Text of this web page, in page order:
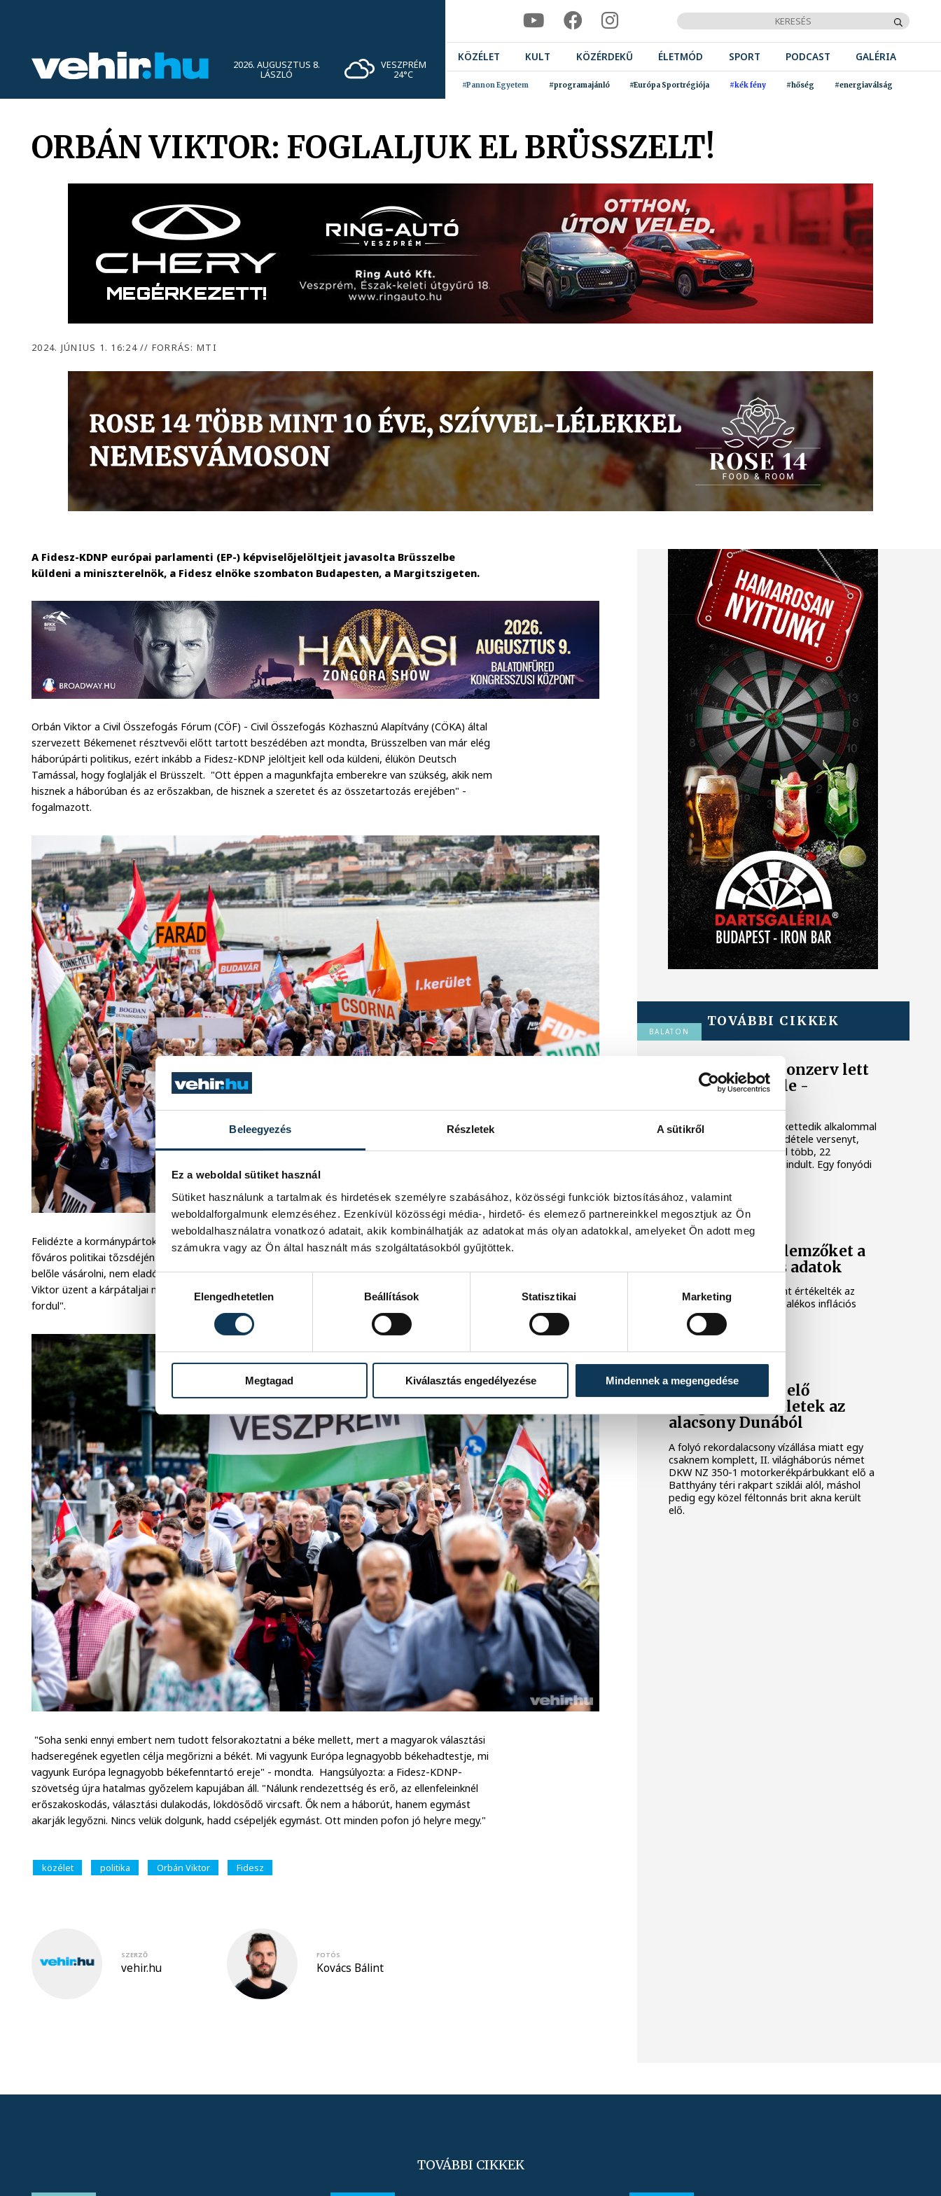
Beleegyezés Részletek A sütikről
Ez a weboldal sütiket használ
Sütiket használunk a tartalmak és hirdetések személyre szabásához, közösségi funkciók biztosításához, valamint
weboldalforgalmunk elemzéséhez. Ezenkívül közösségi média-, hirdető- és elemező partnereinkkel megosztjuk az Ön
weboldalhasználatra vonatkozó adatait, akik kombinálhatják az adatokat más olyan adatokkal, amelyeket Ön adott meg
számukra vagy az Ön által használt más szolgáltatásokból gyűjtöttek.
Hozzájárulás kiválasztása
Elengedhetetlen
Beállítások Statisztikai Marketing
Megtagad Kiválasztás engedélyezése Mindennek a megengedése
2026. AUGUSZTUS 8.
LÁSZLÓ
VESZPRÉM
24°C
KÖZÉLET KULT KÖZÉRDEKŰ ÉLETMÓD SPORT PODCAST GALÉRIA
#Pannon Egyetem #programajánló #Európa Sportrégiója #kék fény #hőség #energiaválság
ORBÁN VIKTOR: FOGLALJUK EL BRÜSSZELT!
2024. JÚNIUS 1. 16:24// FORRÁS: MTI
A Fidesz-KDNP európai parlamenti (EP-) képviselőjelöltjeit javasolta Brüsszelbe
küldeni a miniszterelnök, a Fidesz elnöke szombaton Budapesten, a Margitszigeten.
Orbán Viktor a Civil Összefogás Fórum (CÖF) - Civil Összefogás Közhasznú Alapítvány (CÖKA) által
szervezett Békemenet résztvevői előtt tartott beszédében azt mondta, Brüsszelben van már elég
háborúpárti politikus, ezért inkább a Fidesz-KDNP jelöltjeit kell oda küldeni, élükön Deutsch
Tamással, hogy foglalják el Brüsszelt. "Ott éppen a magunkfajta emberekre van szükség, akik nem
hisznek a háborúban és az erőszakban, de hisznek a szeretet és az összetartozás erejében" -
fogalmazott.
Felidézte a kormánypártok 2022-es választási győzelmét, azt mondta, "győzelmünk minden európai
főváros politikai tőzsdéjén felhúzta Magyarország részvényeinek árfolyamát", de hiába akarnak
belőle vásárolni, nem eladó, sem Brüsszelnek, sem Washingtonnak, sem Soros Györgynek. Orbán
Viktor üzent a kárpátaljai magyaroknak is: nincs már messze a nap, amikor "sorsotok jobbra
fordul".
"Soha senki ennyi embert nem tudott felsorakoztatni a béke mellett, mert a magyarok választási
hadseregének egyetlen célja megőrizni a békét. Mi vagyunk Európa legnagyobb békehadtestje, mi
vagyunk Európa legnagyobb békefenntartó ereje" - mondta. Hangsúlyozta: a Fidesz-KDNP-
szövetség újra hatalmas győzelem kapujában áll. "Nálunk rendezettség és erő, az ellenfeleinknél
erőszakoskodás, választási dulakodás, lökdösődő vircsaft. Ők nem a háborút, hanem egymást
akarják legyőzni. Nincs velük dolgunk, hadd csépeljék egymást. Ott minden pofon jó helyre megy."
közélet politika Orbán Viktor Fidesz
SZERZŐ
vehir.hu
FOTÓS
Kovács Bálint
TOVÁBBI CIKKEK
BALATON
Egy furcsa halkonzerv lett
az Év Strandétele -
A Balatoni Kör idén tizenkettedik alkalommal
hirdette meg az év strandétele versenyt,
amelyre minden eddiginél több, 22
vendéglátóhely 44 étellel indult. Egy fonyódi
KÖZÉLET
Meglepték az elemzőket a
júliusi inflációs adatok
Hatalmas meglepetésként értékelték az
elemzők a júliusi, 1,2 százalékos inflációs
adatot.
KÖZÉLET
Sorra kerülnek elő
világháborús leletek az
alacsony Dunából
A folyó rekordalacsony vízállása miatt egy
csaknem komplett, II. világháborús német
DKW NZ 350-1 motorkerékpárbukkant elő a
Batthyány téri rakpart sziklái alól, máshol
pedig egy közel féltonnás brit akna került
elő.
TOVÁBBI CIKKEK